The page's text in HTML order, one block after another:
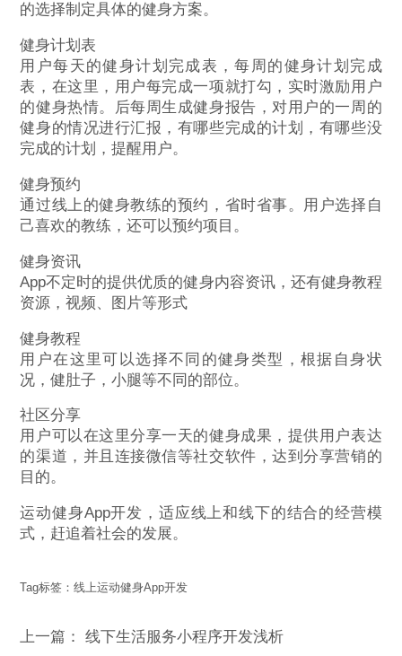
的选择制定具体的健身方案。
健身计划表
用户每天的健身计划完成表，每周的健身计划完成
表，在这里，用户每完成一项就打勾，实时激励用户
的健身热情。后每周生成健身报告，对用户的一周的
健身的情况进行汇报，有哪些完成的计划，有哪些没
完成的计划，提醒用户。
健身预约
通过线上的健身教练的预约，省时省事。用户选择自
己喜欢的教练，还可以预约项目。
健身资讯
App不定时的提供优质的健身内容资讯，还有健身教程
资源，视频、图片等形式
健身教程
用户在这里可以选择不同的健身类型，根据自身状
况，健肚子，小腿等不同的部位。
社区分享
用户可以在这里分享一天的健身成果，提供用户表达
的渠道，并且连接微信等社交软件，达到分享营销的
目的。
运动健身App开发，适应线上和线下的结合的经营模
式，赶追着社会的发展。
Tag标签：线上运动健身App开发
上一篇：线下生活服务小程序开发浅析